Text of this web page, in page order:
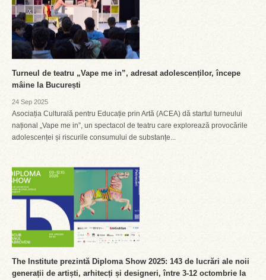
Turneul de teatru „Vape me in”, adresat adolescenților, începe
mâine la București
24 Sep 2025
Asociația Culturală pentru Educație prin Artă (ACEA) dă startul turneului
național „Vape me in”, un spectacol de teatru care explorează provocările
adolescenței și riscurile consumului de substanțe...
The Institute prezintă Diploma Show 2025: 143 de lucrări ale noii
generații de artiști, arhitecți și designeri, între 3-12 octombrie la